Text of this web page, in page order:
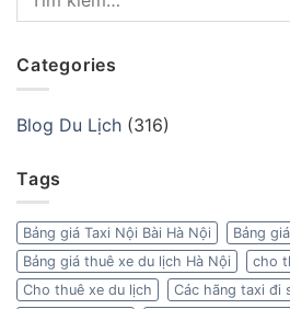
Categories
Blog Du Lịch (316)
Tags
Bảng giá Taxi Nội Bài Hà Nội
Bảng
Bảng giá thuê xe du lịch Hà Nội
cho
Cho thuê xe du lịch
Các hãng taxi đi